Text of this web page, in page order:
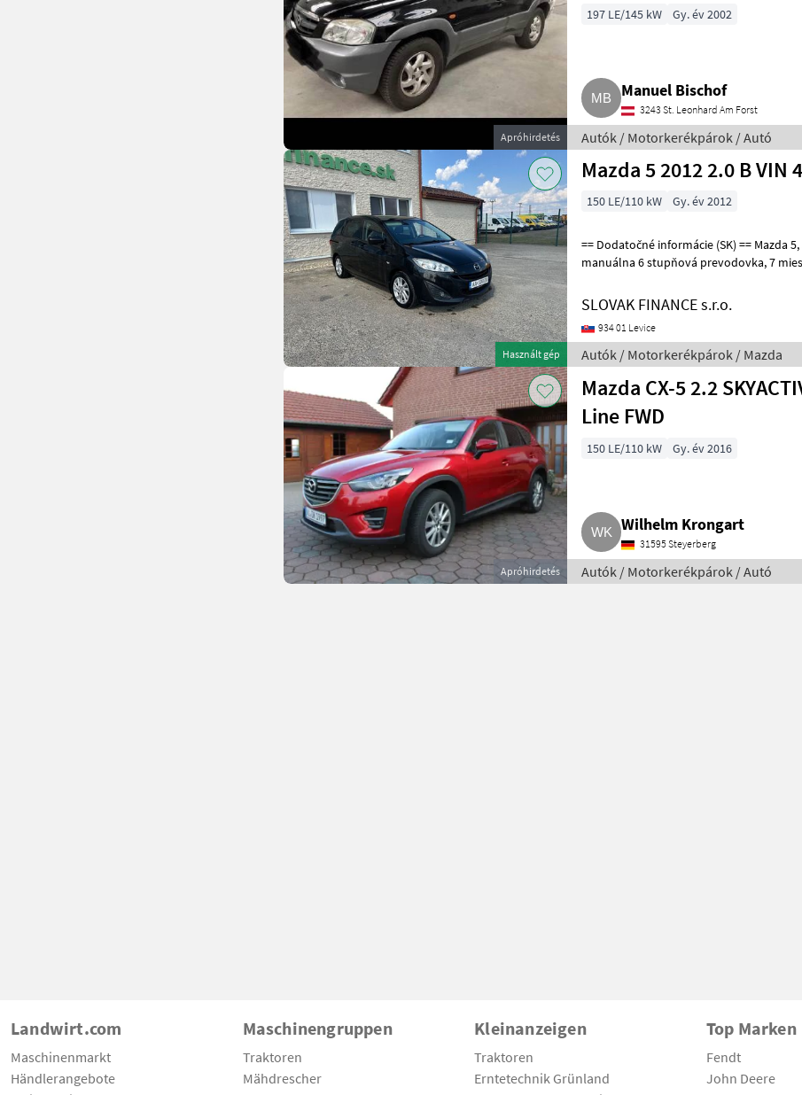
Apróhirdetés
197 LE/145 kW Gy. év 2002
Manuel Bischof
3243 St. Leonhard Am Forst
Autók / Motorkerékpárok / Autó
Használt gép
Mazda 5 2012 2.0 B VIN
150 LE/110 kW Gy. év 2012
== Dodatočné informácie (SK) == Mazda 5, 3/2012, 2.0b , 179116 km,
manuálna 6 stupňová prevodovka, 7 miest na sedenie, klimatizácia, ,
SLOVAK FINANCE s.r.o.
934 01 Levice
Autók / Motorkerékpárok / Mazda
Apróhirdetés
Mazda CX-5 2.2
Line FWD
150 LE/110 kW Gy. év 2016
Wilhelm Krongart
31595 Steyerberg
Autók / Motorkerékpárok / Autó
Landwirt.com
Maschinenmarkt
Händlerangebote
Maschinengruppen
Traktoren
Mähdrescher
Kleinanzeigen
Traktoren
Erntetechnik Grünland
Top Marken
Fendt
John Deere